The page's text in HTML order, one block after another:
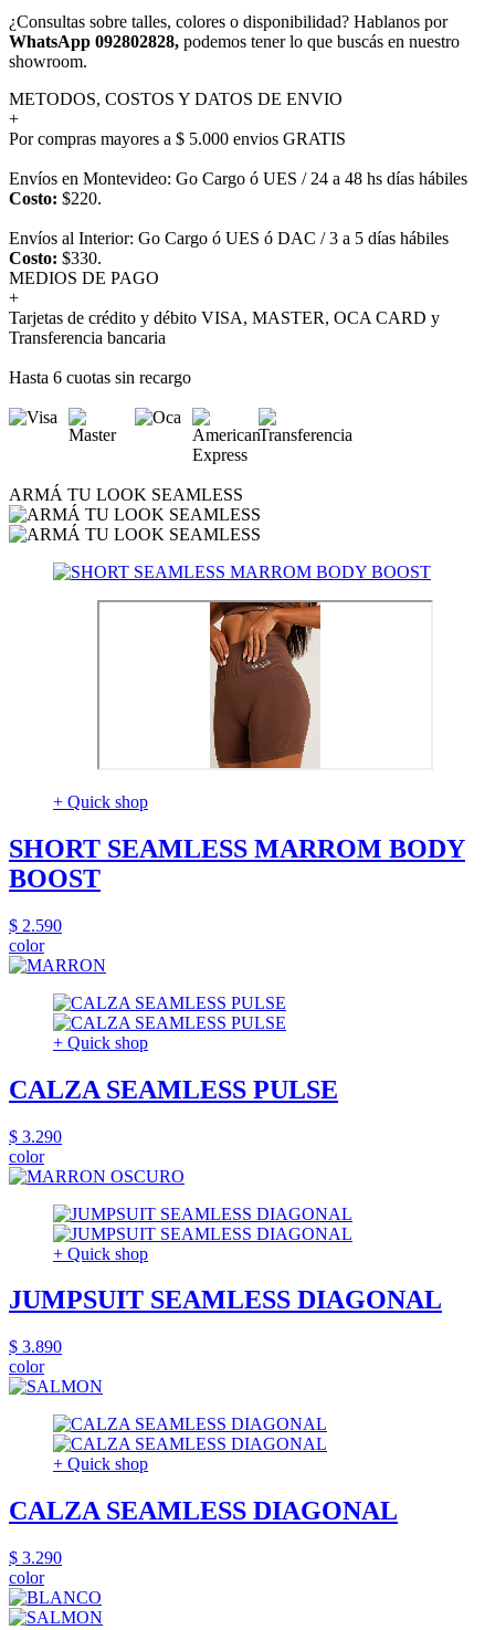
¿Consultas sobre talles, colores o disponibilidad? Hablanos por
WhatsApp 092802828, podemos tener lo que buscás en nuestro
showroom.
METODOS, COSTOS Y DATOS DE ENVIO
+
Por compras mayores a $ 5.000 envios GRATIS
Envíos en Montevideo: Go Cargo ó UES / 24 a 48 hs días hábiles
Costo: $220.
Envíos al Interior: Go Cargo ó UES ó DAC / 3 a 5 días hábiles
Costo: $330.
MEDIOS DE PAGO
+
Tarjetas de crédito y débito VISA, MASTER, OCA CARD y
Transferencia bancaria
Hasta 6 cuotas sin recargo
ARMÁ TU LOOK SEAMLESS
+ Quick shop
SHORT SEAMLESS MARROM BODY
BOOST
$ 2.590
color
+ Quick shop
CALZA SEAMLESS PULSE
$ 3.290
color
+ Quick shop
JUMPSUIT SEAMLESS DIAGONAL
$ 3.890
color
+ Quick shop
CALZA SEAMLESS DIAGONAL
$ 3.290
color